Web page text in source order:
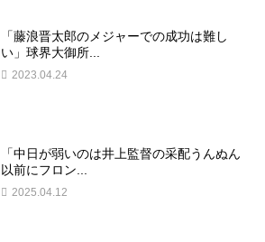
「藤浪晋太郎のメジャーでの成功は難し
い」球界大御所...
2023.04.24
「中日が弱いのは井上監督の采配うんぬん
以前にフロン...
2025.04.12